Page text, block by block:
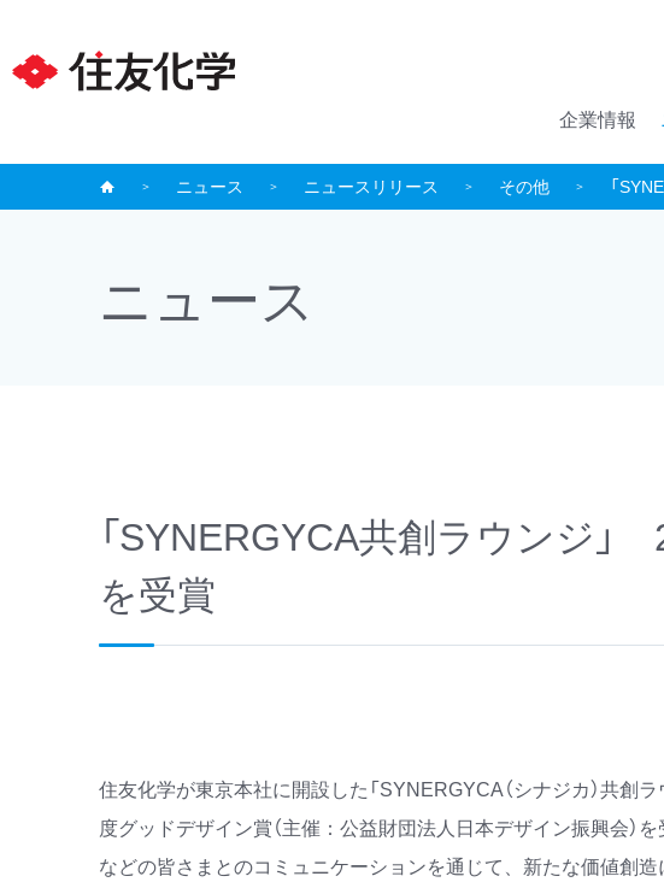
企業情報
ニュース ニュースリリース その他 「
ニュース
「SYNERGYCA共創ラウンジ
を受賞
住友化学が東京本社に開設した「SYNERGYCA（シナジカ）共創
度グッドデザイン賞（主催：公益財団法人日本デザイン振興会
などの皆さまとのコミュニケーションを通じて、新たな価値創